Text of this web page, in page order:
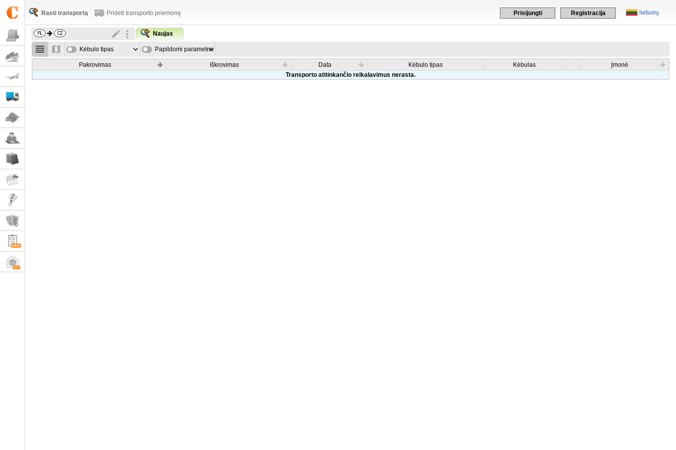
lietuvių
Prisijungti Registracija
Rasti transportą Pridėti transporto priemonę
Naujas
Kėbulo tipas Papildomi parametrai
Pakrovimas Iškrovimas Data Kėbulo tipas Kėbulas
Įmonė
Transporto atitinkančio reikalavimus nerasta.